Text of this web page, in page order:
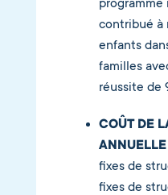
contribué à
enfants
familles
réussite de
COÛT DE
ANNUELLE
fixes de
fixes de